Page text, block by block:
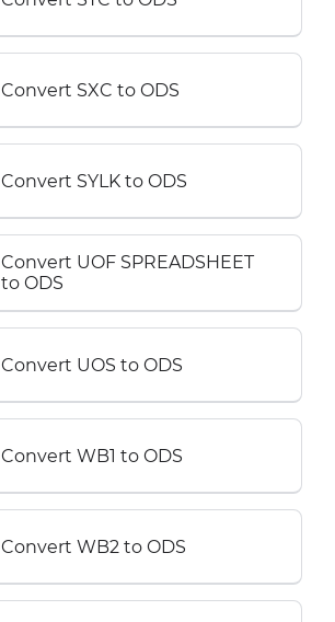
Convert SXC to ODS
Convert SYLK to ODS
Convert UOF SPREADSHEET
to ODS
Convert UOS to ODS
Convert WB1 to ODS
Convert WB2 to ODS